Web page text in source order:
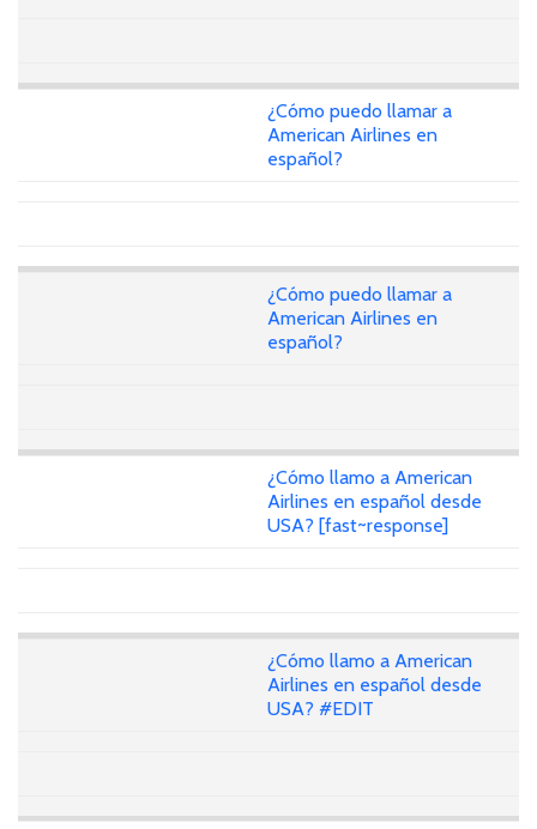
¿Cómo puedo llamar a
American Airlines en
español?
¿Cómo puedo llamar a
American Airlines en
español?
¿Cómo llamo a American
Airlines en español desde
USA? [fast~response]
¿Cómo llamo a American
Airlines en español desde
USA? #EDIT